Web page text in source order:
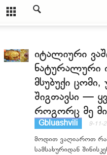
იტალიური
ნატურალური
მსუბუქი
შიგთავსი —
როგორც მე
Gbluashvili 9-11-
მოდით ვაღიაროთ
სამსახურიდან